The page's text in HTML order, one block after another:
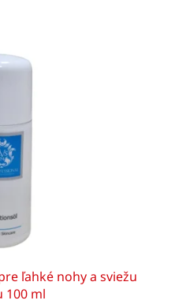
ľahké nohy a sviežu
100 ml